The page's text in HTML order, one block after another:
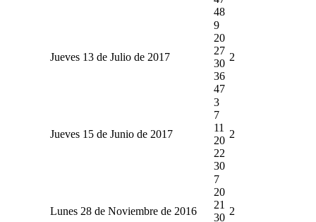
48
Jueves 13 de Julio de 2017
9
20
27
30
36
47
2
Jueves 15 de Junio de 2017
3
7
11
20
22
30
2
Lunes 28 de Noviembre de 2016
7
20
21
30
2